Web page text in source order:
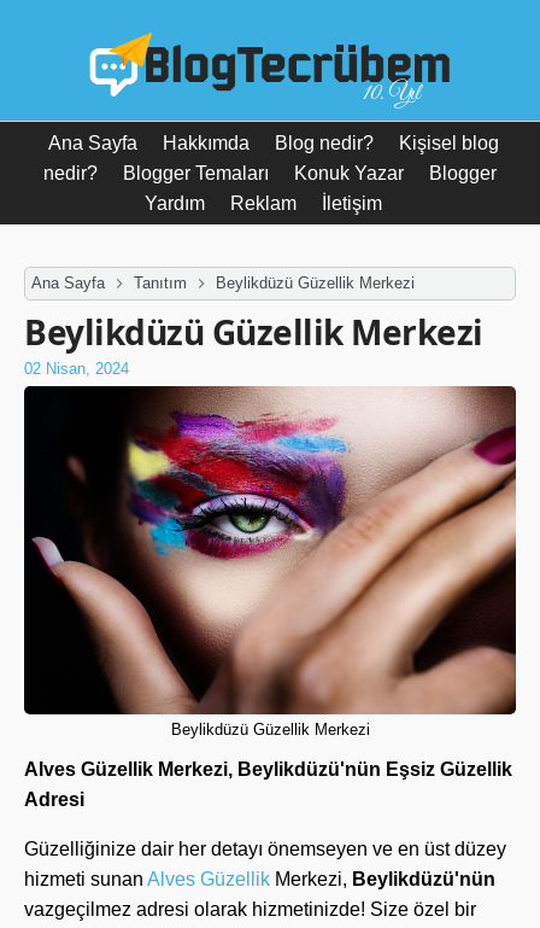
10. Yıl
Ana Sayfa Hakkımda Blog nedir?
Kişisel blog
nedir?
Blogger Temaları Konuk Yazar
Blogger
Yardım
Reklam İletişim
Ana Sayfa Tanıtım Beylikdüzü Güzellik Merkezi
Beylikdüzü Güzellik Merkezi
02 Nisan, 2024
Beylikdüzü Güzellik Merkezi
Alves Güzellik Merkezi, Beylikdüzü'nün Eşsiz Güzellik
Adresi
Güzelliğinize dair her detayı önemseyen ve en üst düzey
hizmeti sunan Alves Güzellik Merkezi, Beylikdüzü'nün
vazgeçilmez adresi olarak hizmetinizde! Size özel bir